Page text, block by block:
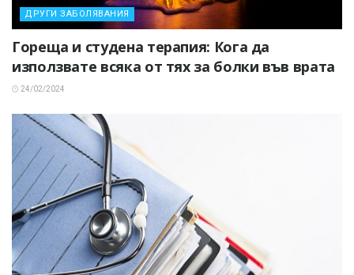
ДРУГИ ЗАБОЛЯВАНИЯ
Гореща и студена терапия: Кога да
използвате всяка от тях за болки във врата
24/02/2024